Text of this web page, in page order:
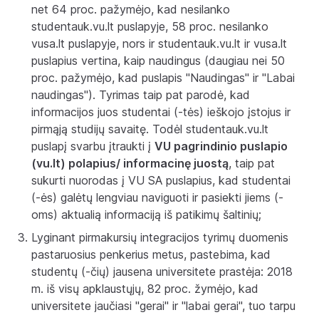
net 64 proc. pažymėjo, kad nesilanko
studentauk.vu.lt puslapyje, 58 proc. nesilanko
vusa.lt puslapyje, nors ir studentauk.vu.lt ir vusa.lt
puslapius vertina, kaip naudingus (daugiau nei 50
proc. pažymėjo, kad puslapis "Naudingas" ir "Labai
naudingas"). Tyrimas taip pat parodė, kad
informacijos juos studentai (-tės) ieškojo įstojus ir
pirmąją studijų savaitę. Todėl studentauk.vu.lt
puslapį svarbu įtraukti į VU pagrindinio puslapio
(vu.lt) polapius/ informacinę juostą, taip pat
sukurti nuorodas į VU SA puslapius, kad studentai
(-ės) galėtų lengviau naviguoti ir pasiekti jiems (-
oms) aktualią informaciją iš patikimų šaltinių;
Lyginant pirmakursių integracijos tyrimų duomenis
pastaruosius penkerius metus, pastebima, kad
studentų (-čių) jausena universitete prastėja: 2018
m. iš visų apklaustųjų, 82 proc. žymėjo, kad
universitete jaučiasi "gerai" ir "labai gerai", tuo tarpu